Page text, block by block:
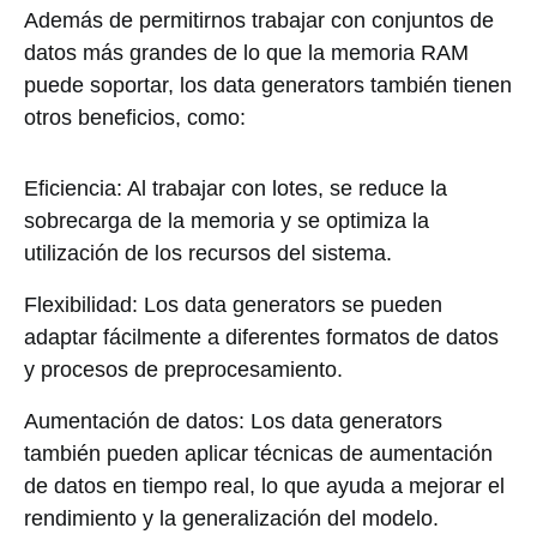
Además de permitirnos trabajar con conjuntos de
datos más grandes de lo que la memoria RAM
puede soportar, los data generators también tienen
otros beneficios, como:
Eficiencia: Al trabajar con lotes, se reduce la
sobrecarga de la memoria y se optimiza la
utilización de los recursos del sistema.
Flexibilidad: Los data generators se pueden
adaptar fácilmente a diferentes formatos de datos
y procesos de preprocesamiento.
Aumentación de datos: Los data generators
también pueden aplicar técnicas de aumentación
de datos en tiempo real, lo que ayuda a mejorar el
rendimiento y la generalización del modelo.